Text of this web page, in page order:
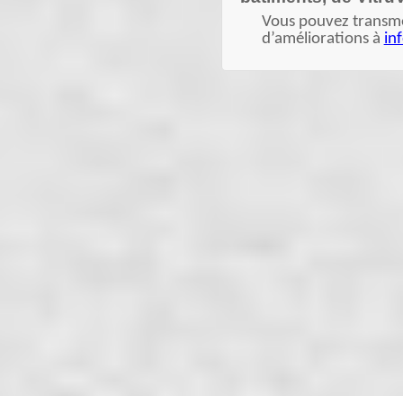
Vous pouvez
d’améliorations à